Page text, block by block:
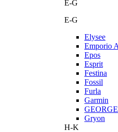
E-G
E-G
Elysee
Emporio
Epos
Esprit
Festina
Fossil
Furla
Garmin
Gryon
H-K